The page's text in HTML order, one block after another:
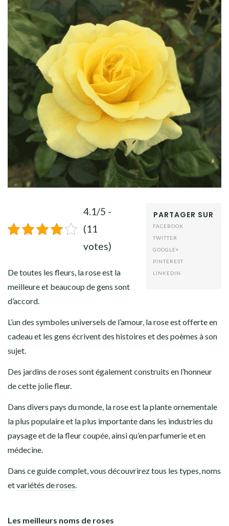
PARTAGER SUR
FACEBOOK
TWITTER
GOOGLE+
PINTEREST
LINKEDIN
4.1/5 -
(11
votes)
De toutes les fleurs, la rose est la
meilleure et beaucoup de gens sont
d’accord.
L’un des symboles universels de l’amour, la rose est offerte en
cadeau et les gens écrivent des histoires et des poèmes à son
sujet.
Des jardins de roses sont également construits en l’honneur
de cette jolie fleur.
Dans divers pays du monde, la rose est la plante ornementale
la plus populaire et la plus importante dans les industries du
paysage et de la fleur coupée, ainsi qu’en parfumerie et en
médecine.
Dans ce guide complet, vous découvrirez tous les types, noms
etvariétés de roses.
Les meilleurs noms de roses